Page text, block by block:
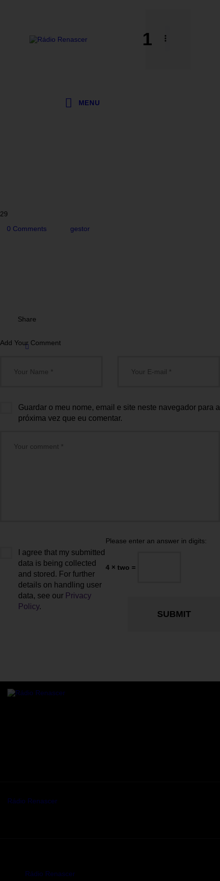
1
MENU
29
0 Comments gestor
Share
Add Your Comment
Guardar o meu nome, email e site neste navegador para a
próxima vez que eu comentar.
I agree that my submitted
data is being collected
and stored. For further
details on handling user
data, see our Privacy
Policy.
Please enter an answer in digits:
4 × two =
Rádio Renascer
Rádio Renascer